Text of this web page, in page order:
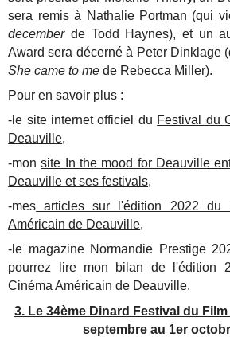
sera remis à Nathalie Portman (qui
december de Todd Haynes), et un
Award sera décerné à Peter Dinklage
She came to me de Rebecca Miller).
Pour en savoir plus :
-le site internet officiel du Festival du
Deauville,
-monsite In the mood for Deauville
Deauville et ses festivals,
-mes articles sur l'édition 2022 du
Américain de Deauville,
-le magazine Normandie Prestige
pourrez lire mon bilan de l'édition
Cinéma Américain de Deauville.
3. Le 34ème Dinard Festival du
septembre au 1er